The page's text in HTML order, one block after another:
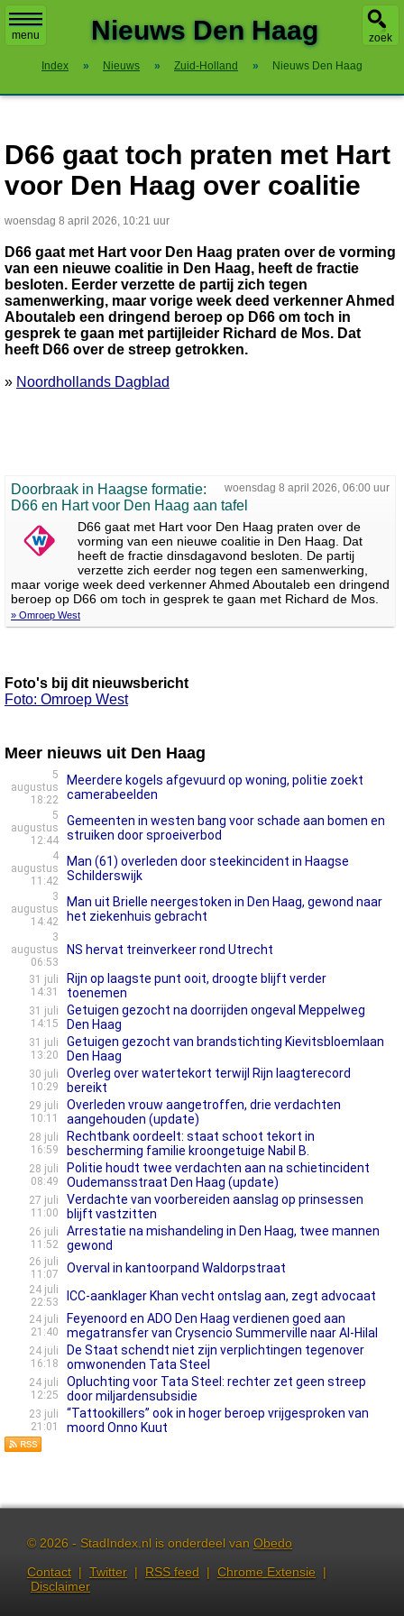
menu zoek
Nieuws Den Haag
Index » Nieuws » Zuid-Holland » Nieuws Den Haag
D66 gaat toch praten met Hart
voor Den Haag over coalitie
woensdag 8 april 2026, 10:21 uur
D66 gaat met Hart voor Den Haag praten over de vorming
van een nieuwe coalitie in Den Haag, heeft de fractie
besloten. Eerder verzette de partij zich tegen
samenwerking, maar vorige week deed verkenner Ahmed
Aboutaleb een dringend beroep op D66 om toch in
gesprek te gaan met partijleider Richard de Mos. Dat
heeft D66 over de streep getrokken.
» Noordhollands Dagblad
woensdag 8 april 2026, 06:00 uur
Doorbraak in Haagse formatie:
D66 en Hart voor Den Haag aan tafel
D66 gaat met Hart voor Den Haag praten over de
vorming van een nieuwe coalitie in Den Haag. Dat
heeft de fractie dinsdagavond besloten. De partij
verzette zich eerder nog tegen een samenwerking,
maar vorige week deed verkenner Ahmed Aboutaleb een dringend
beroep op D66 om toch in gesprek te gaan met Richard de Mos.
» Omroep West
Foto's bij dit nieuwsbericht
Foto: Omroep West
Meer nieuws uit Den Haag
5
augustus
18:22
Meerdere kogels afgevuurd op woning, politie zoekt
camerabeelden
5
augustus
12:44
Gemeenten in westen bang voor schade aan bomen en
struiken door sproeiverbod
4
augustus
11:42
Man (61) overleden door steekincident in Haagse
Schilderswijk
3
augustus
14:42
Man uit Brielle neergestoken in Den Haag, gewond naar
het ziekenhuis gebracht
3
augustus
06:53
NS hervat treinverkeer rond Utrecht
31 juli
14:31
Rijn op laagste punt ooit, droogte blijft verder
toenemen
31 juli
14:15
Getuigen gezocht na doorrijden ongeval Meppelweg
Den Haag
31 juli
13:20
Getuigen gezocht van brandstichting Kievitsbloemlaan
Den Haag
30 juli
10:29
Overleg over watertekort terwijl Rijn laagterecord
bereikt
29 juli
10:11
Overleden vrouw aangetroffen, drie verdachten
aangehouden (update)
28 juli
16:59
Rechtbank oordeelt: staat schoot tekort in
bescherming familie kroongetuige Nabil B.
28 juli
08:49
Politie houdt twee verdachten aan na schietincident
Oudemansstraat Den Haag (update)
27 juli
11:00
Verdachte van voorbereiden aanslag op prinsessen
blijft vastzitten
26 juli
11:52
Arrestatie na mishandeling in Den Haag, twee mannen
gewond
26 juli
11:07
Overval in kantoorpand Waldorpstraat
24 juli
22:53
ICC-aanklager Khan vecht ontslag aan, zegt advocaat
24 juli
21:40
Feyenoord en ADO Den Haag verdienen goed aan
megatransfer van Crysencio Summerville naar Al-Hilal
24 juli
16:18
De Staat schendt niet zijn verplichtingen tegenover
omwonenden Tata Steel
24 juli
12:25
Opluchting voor Tata Steel: rechter zet geen streep
door miljardensubsidie
23 juli
21:01
“Tattookillers” ook in hoger beroep vrijgesproken van
moord Onno Kuut
© 2026 - StadIndex.nl is onderdeel van Obedo
Contact | Twitter | RSS feed | Chrome Extensie |
Disclaimer